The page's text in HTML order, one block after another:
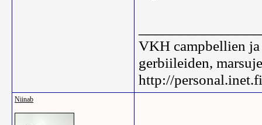
VKH campbellien
gerbiileiden,
http://
Niinab